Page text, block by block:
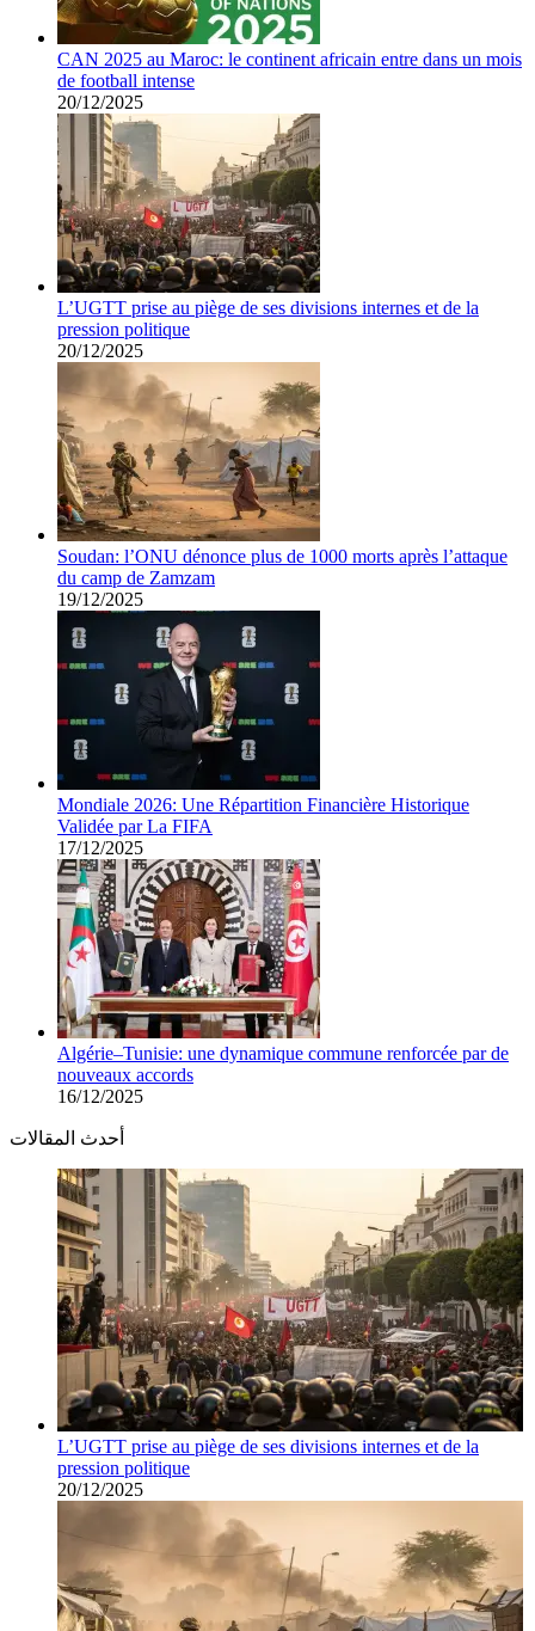
CAN 2025 au Maroc: le continent africain entre dans un mois
de football intense
20/12/2025
L’UGTT prise au piège de ses divisions internes et de la
pression politique
20/12/2025
Soudan: l’ONU dénonce plus de 1000 morts après l’attaque
du camp de Zamzam
19/12/2025
Mondiale 2026: Une Répartition Financière Historique
Validée par La FIFA
17/12/2025
Algérie–Tunisie: une dynamique commune renforcée par de
nouveaux accords
16/12/2025
أحدث المقالات
L’UGTT prise au piège de ses divisions internes et de la
pression politique
20/12/2025